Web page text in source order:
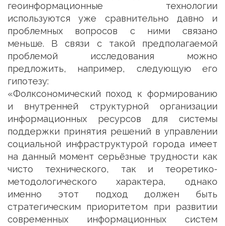
геоинформационные технологии
используются уже сравнительно давно и
проблемных вопросов с ними связано
меньше. В связи с такой предполагаемой
проблемой исследования можно
предложить, например, следующую его
гипотезу:
«Фолксономический поход к формированию
и внутренней структурной организации
информационных ресурсов для системы
поддержки принятия решений в управлении
социальной инфраструктурой города имеет
на данный момент серьёзные трудности как
чисто технического, так и теоретико-
методологического характера, однако
именно этот подход должен быть
стратегическим приоритетом при развитии
современных информационных систем